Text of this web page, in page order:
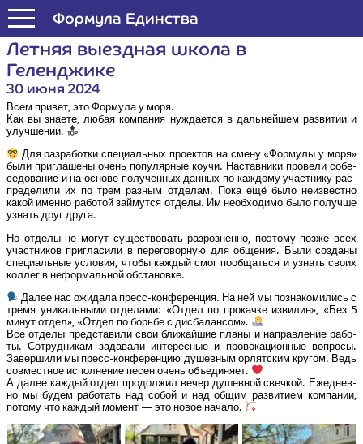
Формула Единства
Лет­няя выезд­ная шко­ла в
Геленджике
30 июня 2024
Всем при­вет, это Фор­му­ла у моря.
Как вы зна­е­те, любая ком­па­ния нуж­да­ет­ся в даль­ней­шем раз­ви­тии и
улучшении.
Для раз­ра­бот­ки спе­ци­аль­ных про­ек­тов на сме­ну «Фор­му­лы у моря»
были при­гла­ше­ны очень попу­ляр­ные коучи. Настав­ни­ки про­ве­ли собе­
се­до­ва­ние и на осно­ве полу­чен­ных дан­ных по каж­до­му участ­ни­ку рас­
пре­де­ли­ли их по трем раз­ным отде­лам. Пока ещё было неиз­вест­но
какой имен­но рабо­той зай­мут­ся отде­лы. Им необ­хо­ди­мо было получ­ше
узнать друг друга.
Но отде­лы не могут суще­ство­вать раз­роз­нен­но, поэто­му поз­же всех
участ­ни­ков при­гла­си­ли в пере­го­вор­ную для обще­ния. Были созда­ны
спе­ци­аль­ные усло­вия, что­бы каж­дый смог пооб­щать­ся и узнать сво­их
кол­лег в нефор­маль­ной обстановке.
Далее нас ожи­да­ла пресс-кон­фе­рен­ция. На ней мы позна­ко­ми­лись с
тре­мя уни­каль­ны­ми отде­ла­ми: «Отдел по про­кач­ке изви­лин», «Без 5
минут отдел», «Отдел по борь­бе с дисбалансом».
Все отде­лы пред­ста­ви­ли свои бли­жай­шие пла­ны и направ­ле­ние рабо­
ты. Сотруд­ни­кам зада­ва­ли инте­рес­ные и про­во­ка­ци­он­ные вопро­сы.
Завер­ши­ли мы пресс-кон­фе­рен­цию душев­ным орлят­ским кру­гом. Ведь
сов­мест­ное испол­не­ние песен очень объ­еди­ня­ет.
А далее каж­дый отдел про­дол­жил вечер душев­ной свеч­кой. Еже­днев­
но мы будем рабо­тать над собой и над общим раз­ви­ти­ем ком­па­нии,
пото­му что каж­дый момент — это новое начало.